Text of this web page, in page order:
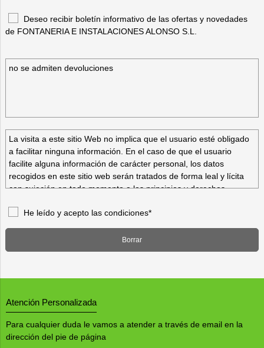
Deseo recibir boletín informativo de las ofertas y novedades
de FONTANERIA E INSTALACIONES ALONSO S.L.
no se admiten devoluciones
La visita a este sitio Web no implica que el usuario esté obligado
a facilitar ninguna información. En el caso de que el usuario
facilite alguna información de carácter personal, los datos
recogidos en este sitio web serán tratados de forma leal y lícita
con sujeción en todo momento a los principios y derechos
Protección de Datos de Carácter Personal (LOPD), y demás
- Apartado "Nuevo Cliente"
He leído y acepto las condiciones*
Borrar
Atención Personalizada
Para cualquier duda le vamos a atender a través de email en la
dirección del pie de página